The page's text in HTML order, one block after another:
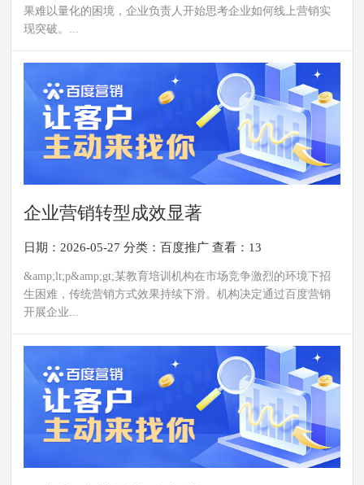
果难以量化的困境，企业负责人开始思考企业如何线上营销实
现突破。...
企业营销转型成效显著
日期：2026-05-27 分类：百度推广 查看：13
&amp;lt;p&amp;gt;某教育培训机构在市场竞争激烈的环境下招
生困难，传统营销方式效果持续下滑。机构决定通过百度营销
开展企业...